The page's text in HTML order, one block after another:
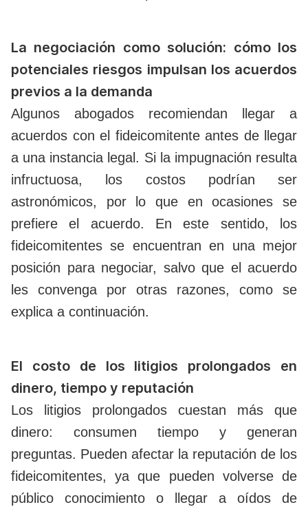
La negociación como solución: cómo los
potenciales riesgos impulsan los acuerdos
previos a la demanda
Algunos abogados recomiendan llegar a
acuerdos con el fideicomitente antes de llegar
a una instancia legal. Si la impugnación resulta
infructuosa, los costos podrían ser
astronómicos, por lo que en ocasiones se
prefiere el acuerdo. En este sentido, los
fideicomitentes se encuentran en una mejor
posición para negociar, salvo que el acuerdo
les convenga por otras razones, como se
explica a continuación.
El costo de los litigios prolongados en
dinero, tiempo y reputación
Los litigios prolongados cuestan más que
dinero: consumen tiempo y generan
preguntas. Pueden afectar la reputación de los
fideicomitentes, ya que pueden volverse de
público conocimiento o llegar a oídos de